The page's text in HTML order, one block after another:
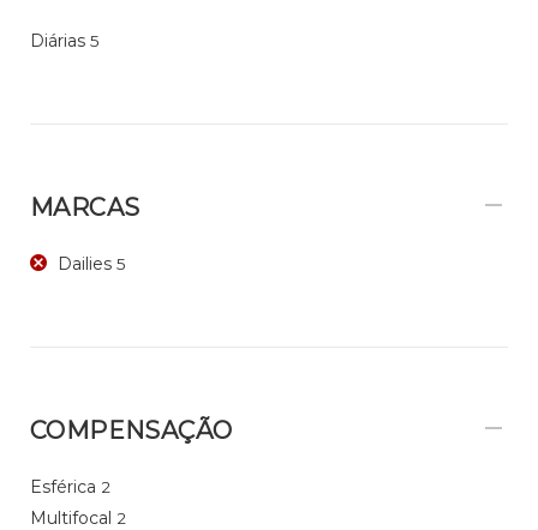
Diárias 5
MARCAS
Dailies 5
COMPENSAÇÃO
Esférica 2
Multifocal 2